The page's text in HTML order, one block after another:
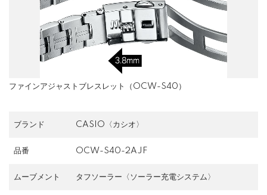
ファインアジャストブレスレット（OCW-S40）
ブランド CASIO〈カシオ〉
品番 OCW-S40-2AJF
ムーブメント タフソーラー〈ソーラー充電システム〉